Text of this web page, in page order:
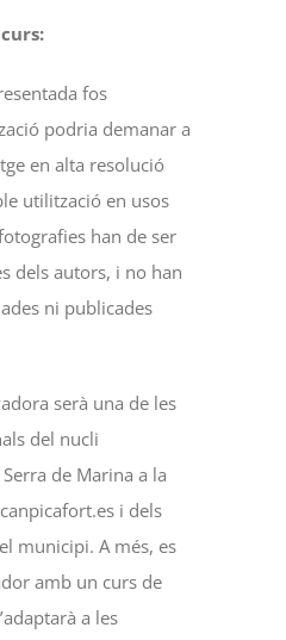
fos
podria demanar a
en alta resolució
utilització en usos
han de ser
dels autors, i no han
ni publicades
serà una de les
del nucli
de Marina a la
i dels
municipi. A més, es
amb un curs de
a les